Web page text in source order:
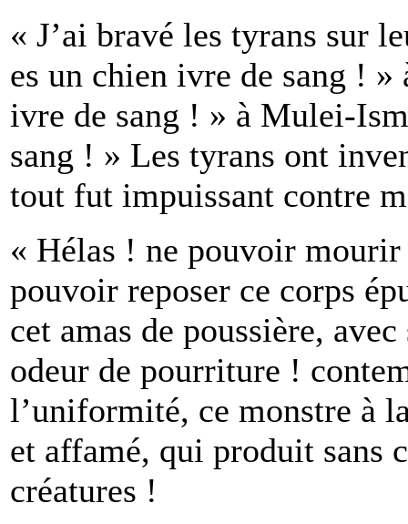
« J’ai bravé les tyrans sur
es un chien ivre de sang !
ivre de sang ! » à Mulei-
sang ! » Les tyrans ont
tout fut impuissant contre
« Hélas ! ne pouvoir
pouvoir reposer ce corps
cet amas de poussière,
odeur de pourriture !
l’uniformité, ce monstre à
et affamé, qui produit sans
créatures !